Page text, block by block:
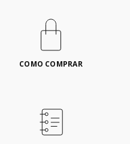
COMO COMPRAR